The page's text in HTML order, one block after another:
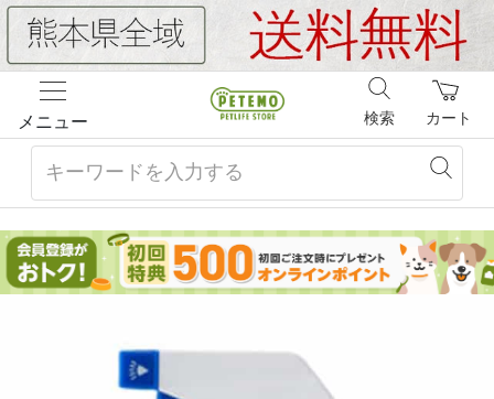
メニュー カート
検索